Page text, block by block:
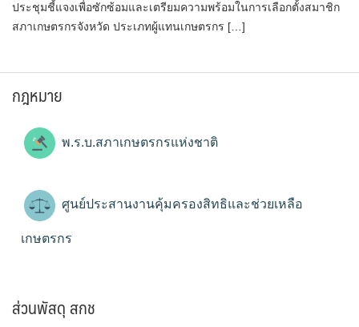
ประชุมชี้แจงเพื่อซักซ้อมและเตรียมความพร้อมในการเลือกตั้งสมาชิก
สภาเกษตรกรจังหวัด ประเภทผู้แทนเกษตรกร […]
กฎหมาย
พ.ร.บ.สภาเกษตรกรแห่งชาติ
ศูนย์ประสานงานคุ้มครองสิทธิและช่วยเหลือ
เกษตรกร
ส่วนพัสดุ สกช